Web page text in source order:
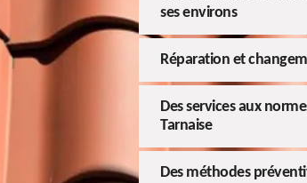
ses environs
Réparation et
Des services aux
Tarnaise
Des méthodes